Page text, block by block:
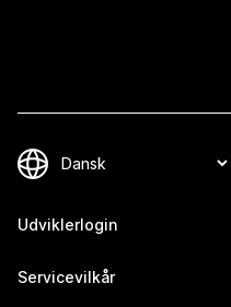
Udviklerlogin
Servicevilkår